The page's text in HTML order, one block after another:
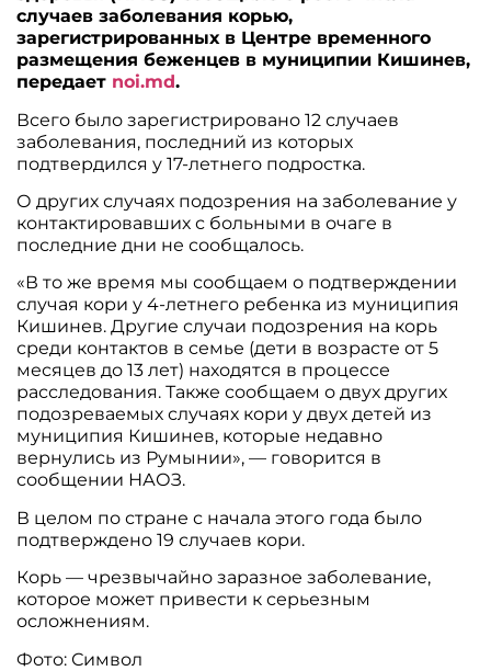
случаев заболевания корью,
зарегистрированных в Центре временного
размещения беженцев в муниципии Кишинев,
передает noi.md.
Всего было зарегистрировано 12 случаев
заболевания, последний из которых
подтвердился у 17-летнего подростка.
О других случаях подозрения на заболевание у
контактировавших с больными в очаге в
последние дни не сообщалось.
«В то же время мы сообщаем о подтверждении
случая кори у 4-летнего ребенка из муниципия
Кишинев. Другие случаи подозрения на корь
среди контактов в семье (дети в возрасте от 5
месяцев до 13 лет) находятся в процессе
расследования. Также сообщаем о двух других
подозреваемых случаях кори у двух детей из
муниципия Кишинев, которые недавно
вернулись из Румынии», — говорится в
сообщении НАОЗ.
В целом по стране с начала этого года было
подтверждено 19 случаев кори.
Корь — чрезвычайно заразное заболевание,
которое может привести к серьезным
осложнениям.
Фото: Символ